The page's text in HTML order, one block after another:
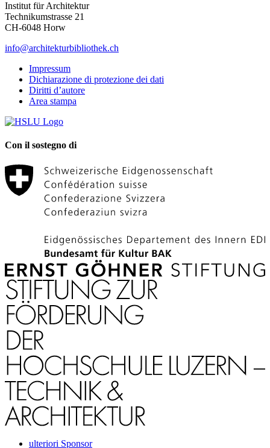
Institut für Architektur
Technikumstrasse 21
CH-6048 Horw
info@architekturbibliothek.ch
Impressum
Dichiarazione di protezione dei dati
Diritti d’autore
Area stampa
Con il sostegno di
ulteriori Sponsor